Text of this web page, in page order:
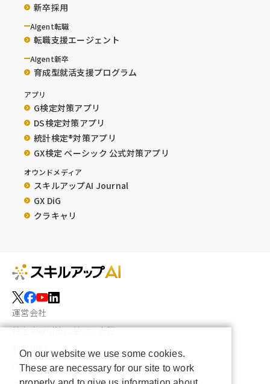
新卒採用
AIgent転職
転職支援エージェント
AIgent新卒
育成型就活支援プログラム
アプリ
G検定対策アプリ
DS検定対策アプリ
統計検定®︎対策アプリ
GX検定 ベーシック 公式対策アプリ
オウンドメディア
スキルアップAI Journal
GX DiG
クラキャリ
運営会社
特定商取引法に基づく表記
利用規約
FAQ
On our website we use some cookies.
These are necessary for our site to work